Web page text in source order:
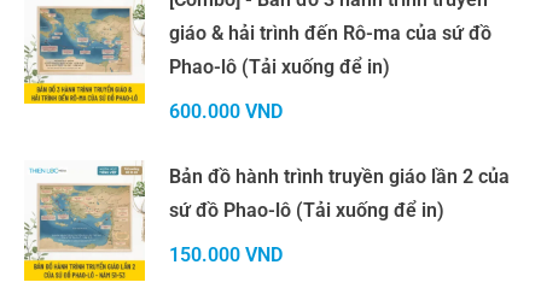
giáo & hải trình đến Rô-ma của sứ đồ
Phao-lô (Tải xuống để in)
600.000 VND
Bản đồ hành trình truyền giáo lần 2 của
sứ đồ Phao-lô (Tải xuống để in)
150.000 VND